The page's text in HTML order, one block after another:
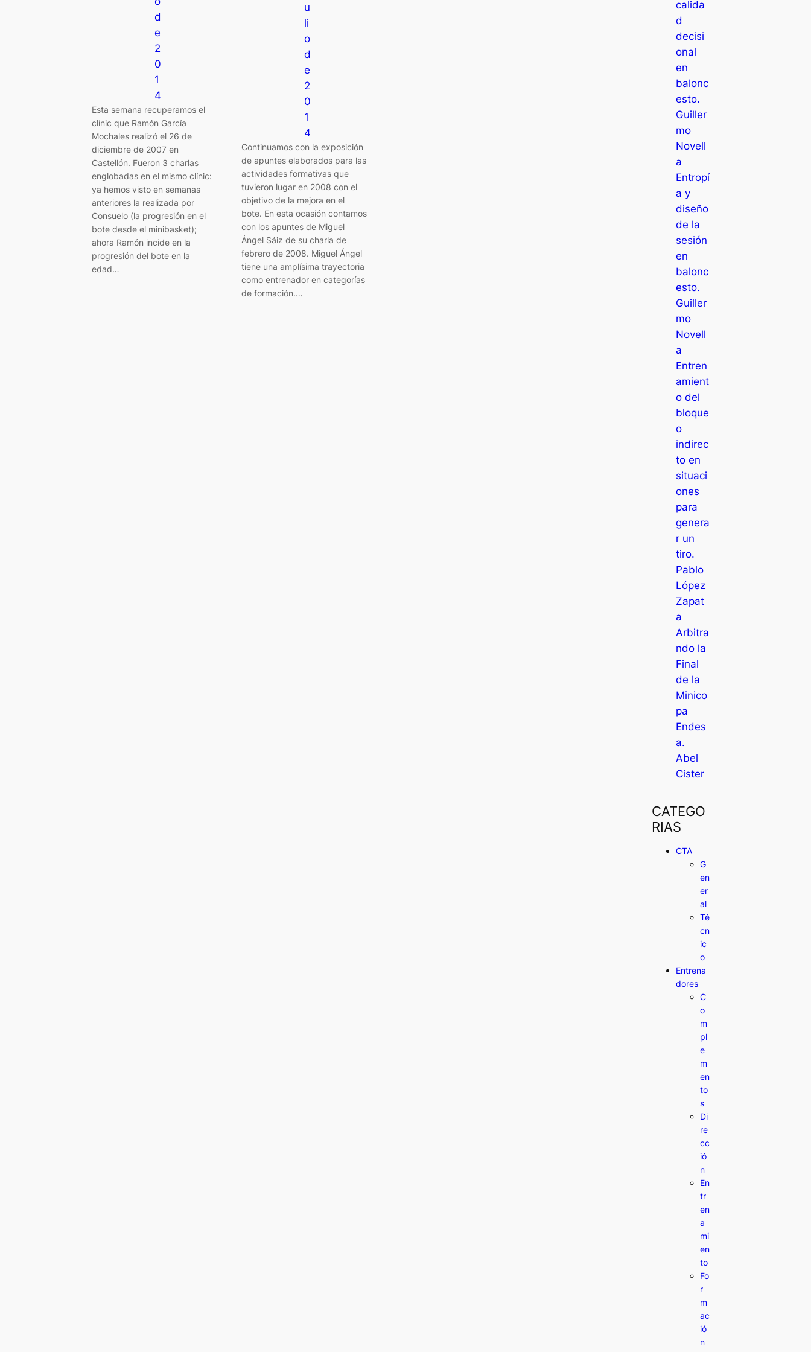
d
e
2
0
1
4
Esta semana recuperamos el
clínic que Ramón García
Mochales realizó el 26 de
diciembre de 2007 en
Castellón. Fueron 3 charlas
englobadas en el mismo clínic:
ya hemos visto en semanas
anteriores la realizada por
Consuelo (la progresión en el
bote desde el minibasket);
ahora Ramón incide en la
progresión del bote en la
edad…
u
li
o
d
e
2
0
1
4
Continuamos con la exposición
de apuntes elaborados para las
actividades formativas que
tuvieron lugar en 2008 con el
objetivo de la mejora en el
bote. En esta ocasión contamos
con los apuntes de Miguel
Ángel Sáiz de su charla de
febrero de 2008. Miguel Ángel
tiene una amplísima trayectoria
como entrenador en categorías
de formación.…
calida
d
decisi
onal
en
balonc
esto.
Guiller
mo
Novell
a
Entropí
a y
diseño
de la
sesión
en
balonc
esto.
Guiller
mo
Novell
a
Entren
amient
o del
bloque
o
indirec
to en
situaci
ones
para
genera
r un
tiro.
Pablo
López
Zapat
a
Arbitra
ndo la
Final
de la
Minico
pa
Endes
a.
Abel
Cister
CATEGO
RIAS
CTA
G
en
er
al
Té
cn
ic
o
Entrena
dores
C
o
m
pl
e
m
en
to
s
Di
re
cc
ió
n
En
tr
en
a
mi
en
to
Fo
r
m
ac
ió
n